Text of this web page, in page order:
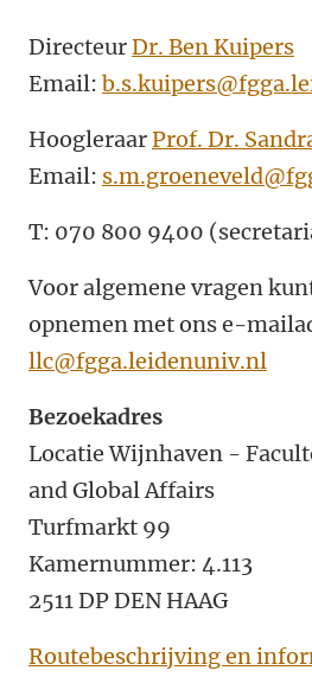
DirecteurDr. Ben Kuipers
Email:
HoogleraarProf. Dr.
Email:
T: 070 800 9400
Voor algemene vragen
opnemen met ons e-
llc@fgga.leidenuniv.nl
Bezoekadres
Locatie Wijnhaven -
and Global Affairs
Turfmarkt 99
Kamernummer: 4.113
2511 DP DEN HAAG
Routebeschrijving en